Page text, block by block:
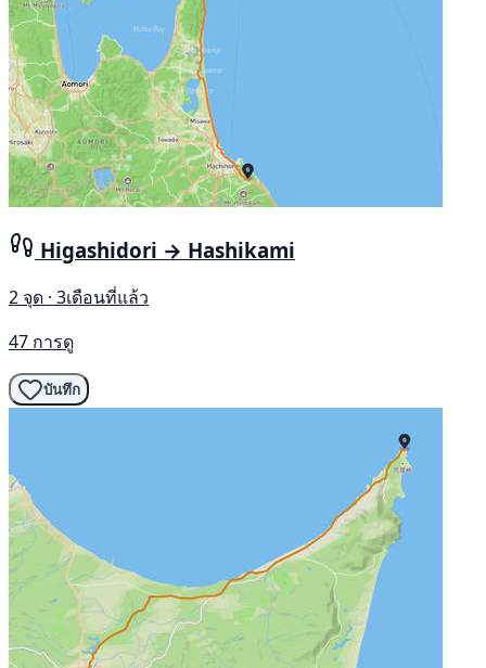
Higashidori → Hashikami
2 จุด · 3เดือนที่แล้ว
47 การดู
บันทึก